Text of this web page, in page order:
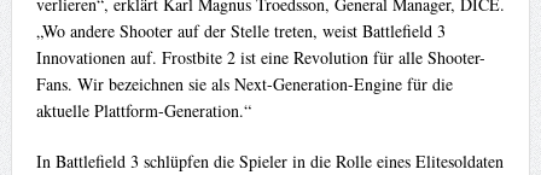
„Wo andere Shooter auf der Stelle treten, weist Battlefield 3
Innovationen auf. Frostbite 2 ist eine Revolution für alle Shooter-
Fans. Wir bezeichnen sie als Next-Generation-Engine für die
aktuelle Plattform-Generation.“
In Battlefield 3 schlüpfen die Spieler in die Rolle eines Elitesoldaten